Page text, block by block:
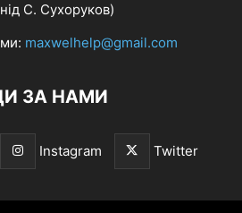
С. Сухоруков)
maxwelhelp@gmail.com
ЗА НАМИ
Instagram Twitter